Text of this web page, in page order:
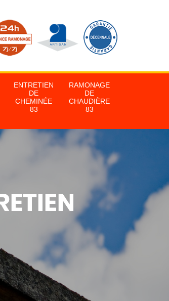
ENTRETIEN
DE
CHEMINÉE
83
RAMONAGE
DE
CHAUDIÈRE
83